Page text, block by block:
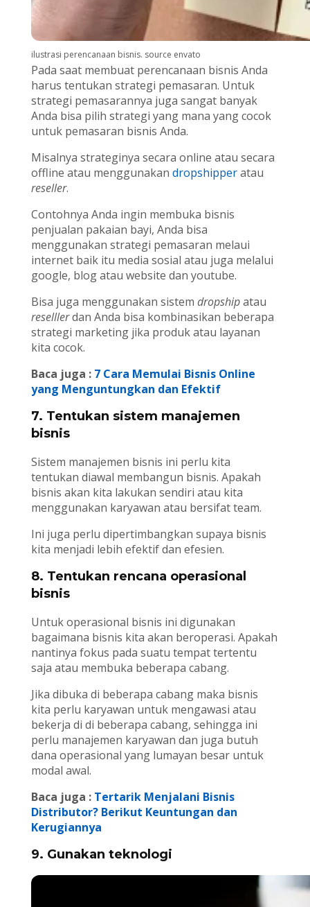
ilustrasi perencanaan bisnis. source envato
Pada saat membuat perencanaan bisnis Anda
harus tentukan strategi pemasaran. Untuk
strategi pemasarannya juga sangat banyak
Anda bisa pilih strategi yang mana yang cocok
untuk pemasaran bisnis Anda.
Misalnya strateginya secara online atau secara
offline atau menggunakan dropshipperatau
reseller.
Contohnya Anda ingin membuka bisnis
penjualan pakaian bayi, Anda bisa
menggunakan strategi pemasaran melaui
internet baik itu media sosial atau juga melalui
google, blog atau website dan youtube.
Bisa juga menggunakan sistem dropshipatau
reselllerdan Anda bisa kombinasikan beberapa
strategi marketing jika produk atau layanan
kita cocok.
Baca juga : 7 Cara Memulai Bisnis Online
yang Menguntungkan dan Efektif
7. Tentukan sistem manajemen
bisnis
Sistem manajemen bisnis ini perlu kita
tentukan diawal membangun bisnis. Apakah
bisnis akan kita lakukan sendiri atau kita
menggunakan karyawan atau bersifat team.
Ini juga perlu dipertimbangkan supaya bisnis
kita menjadi lebih efektif dan efesien.
8. Tentukan rencana operasional
bisnis
Untuk operasional bisnis ini digunakan
bagaimana bisnis kita akan beroperasi. Apakah
nantinya fokus pada suatu tempat tertentu
saja atau membuka beberapa cabang.
Jika dibuka di beberapa cabang maka bisnis
kita perlu karyawan untuk mengawasi atau
bekerja di di beberapa cabang, sehingga ini
perlu manajemen karyawan dan juga butuh
dana operasional yang lumayan besar untuk
modal awal.
Baca juga :Tertarik Menjalani Bisnis
Distributor? Berikut Keuntungan dan
Kerugiannya
9. Gunakan teknologi